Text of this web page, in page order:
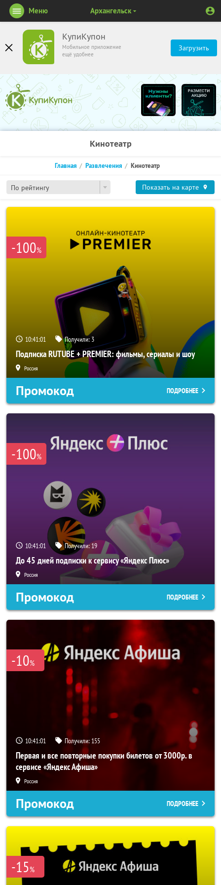
КупиКупон
Мобильное приложение
ещё удобнее
Загрузить
Меню Архангельск
Кинотеатр
По рейтингу
Главная Развлечения Кинотеатр
Показать на карте
-100%
10:41:01 Получили: 3
Подписка RUTUBE + PREMIER: фильмы, сериалы и шоу
Россия
Промокод ПОДРОБНЕЕ
-100%
10:41:01 Получили:19
До 45 дней подписки к сервису «Яндекс Плюс»
Россия
Промокод ПОДРОБНЕЕ
-10%
10:41:01 Получили: 155
Первая и все повторные покупки билетов от 3000р. в
сервисе «Яндекс Афиша»
Россия
Промокод ПОДРОБНЕЕ
-15%